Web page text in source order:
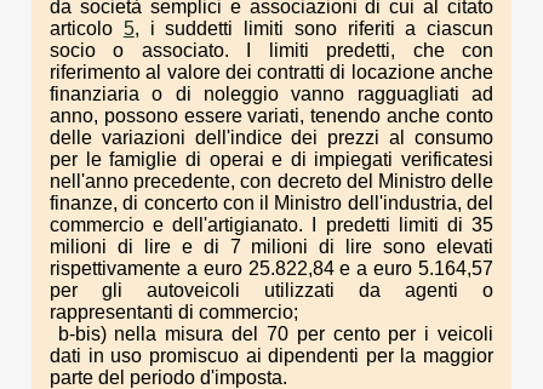
da società semplici e associazioni di cui al citato
articolo 5, i suddetti limiti sono riferiti a ciascun
socio o associato. I limiti predetti, che con
riferimento al valore dei contratti di locazione anche
finanziaria o di noleggio vanno ragguagliati ad
anno, possono essere variati, tenendo anche conto
delle variazioni dell'indice dei prezzi al consumo
per le famiglie di operai e di impiegati verificatesi
nell'anno precedente, con decreto del Ministro delle
finanze, di concerto con il Ministro dell'industria, del
commercio e dell'artigianato. I predetti limiti di 35
milioni di lire e di 7 milioni di lire sono elevati
rispettivamente a euro 25.822,84 e a euro 5.164,57
per gli autoveicoli utilizzati da agenti o
rappresentanti di commercio;
b-bis) nella misura del 70 per cento per i veicoli
dati in uso promiscuo ai dipendenti per la maggior
parte del periodo d'imposta.